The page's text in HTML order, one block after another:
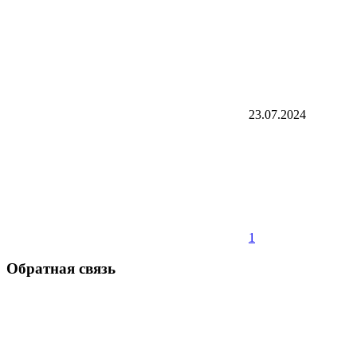
23.07.2024
1
Обратная связь